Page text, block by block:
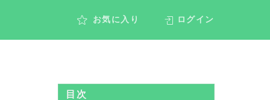
お気に入り ログイン
目次